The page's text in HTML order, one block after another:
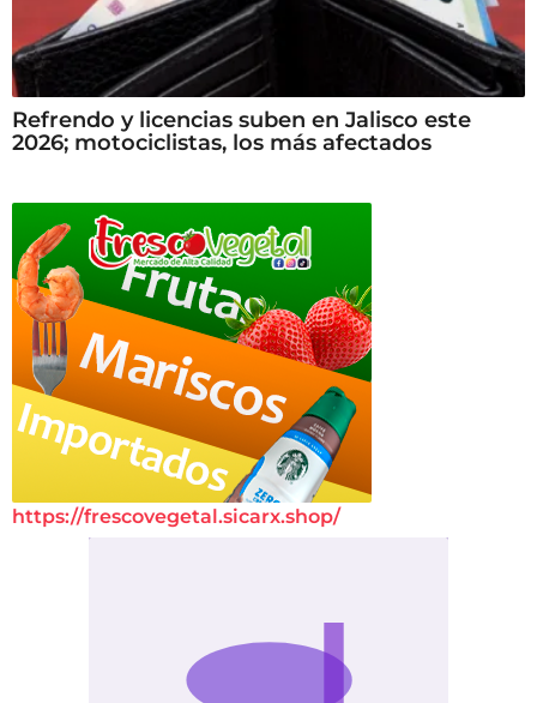
Refrendo y licencias suben en Jalisco este
2026; motociclistas, los más afectados
https://frescovegetal.sicarx.shop/